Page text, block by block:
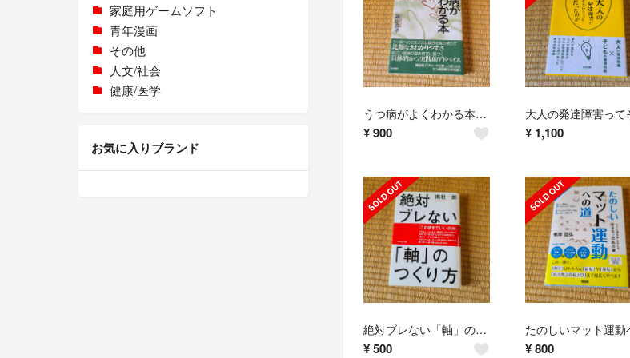
うつ病がよくわかる本 うつ病の本質・うつ病からの立ち直り方・うつ病のある
¥900 ¥ 1,100
絶対ブレない「軸」のつくり方
¥500 ¥800
家庭用ゲームソフト
青年漫画
その他
人文/社会
健康/医学
お気に入りブランド